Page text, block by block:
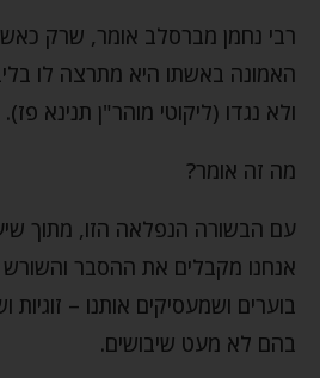
רבי נחמן מברסלב אומר, שרק
האמונה באשתו היא מתרצה לו
ולא נגדו (ליקוטי מוהר"ן תנינא פז).
מה זה אומר?
עם הבשורה הנפלאה הזו, מתוך
אנחנו מקבלים את ההסבר
בוערים ושמעסיקים אותנו – זוגיות
בהם לא מעט שיבושים.